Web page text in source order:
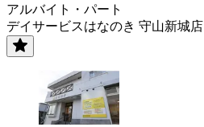
アルバイト・パート
デイサービスはなのき 守山新城店